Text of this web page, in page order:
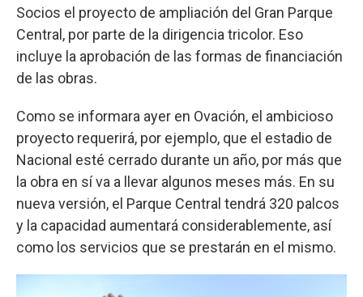
Socios el proyecto de ampliación del Gran Parque
Central, por parte de la dirigencia tricolor. Eso
incluye la aprobación de las formas de financiación
de las obras.
Como se informara ayer en Ovación, el ambicioso
proyecto requerirá, por ejemplo, que el estadio de
Nacional esté cerrado durante un año, por más que
la obra en sí va a llevar algunos meses más. En su
nueva versión, el Parque Central tendrá 320 palcos
y la capacidad aumentará considerablemente, así
como los servicios que se prestarán en el mismo.